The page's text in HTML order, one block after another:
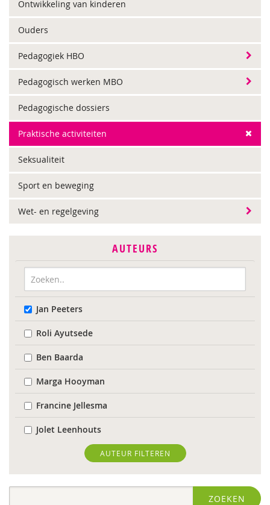
Ontwikkeling van kinderen
Ouders
Pedagogiek HBO
Pedagogisch werken MBO
Pedagogische dossiers
Praktische activiteiten
Seksualiteit
Sport en beweging
Wet- en regelgeving
AUTEURS
Jan Peeters
Roli Ayutsede
Ben Baarda
Marga Hooyman
Francine Jellesma
Jolet Leenhouts
Karin van der Meulen
Sabine Plemper
AUTEUR FILTEREN
ZOEKEN